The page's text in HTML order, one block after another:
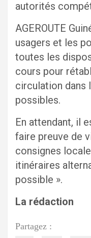
autorités
AGEROUTE
usagers et les
toutes les
cours pour
circulation dans
possibles.
En attendant, il
faire preuve de
consignes
itinéraires
possible ».
La rédaction
Partagez :